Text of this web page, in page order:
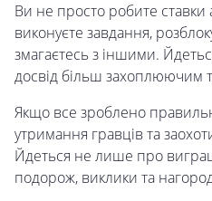
Ви не просто робите ставки
виконуєте завдання,
змагаєтесь з іншими.
досвід більш захоплюючим
Якщо все зроблено
утримання гравців та
Йдеться не лише про
подорож, виклики та